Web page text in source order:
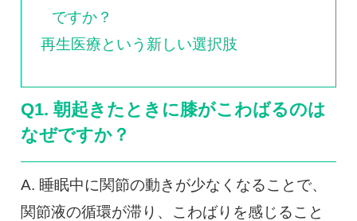
ですか？
再生医療という新しい選択肢
Q1. 朝起きたときに膝がこわばるのは
なぜですか？
A. 睡眠中に関節の動きが少なくなることで、
関節液の循環が滞り、こわばりを感じること